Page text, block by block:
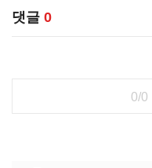
댓글 0
0/0